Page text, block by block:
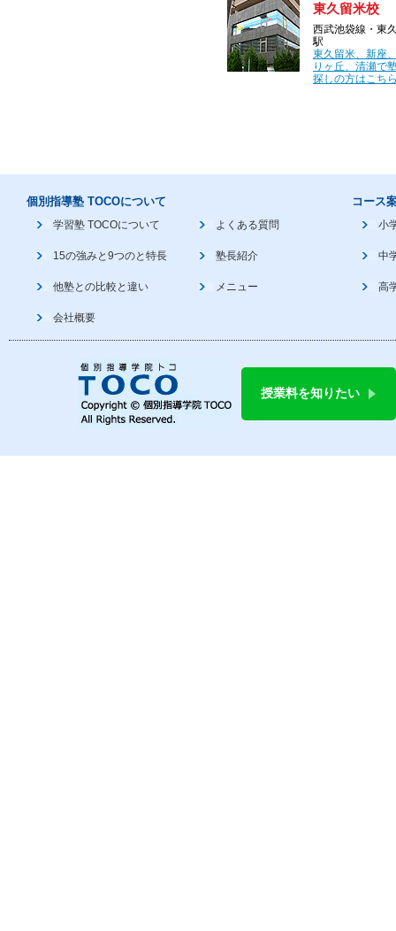
東久留米校
西武池袋線・東
駅
東久留米、新座
りヶ丘、清瀬で
探しの方はこち
個別指導塾 TOCOについて
学習塾 TOCOについて
15の強みと9つのと特長
他塾との比較と違い
会社概要
よくある質問
塾長紹介
メニュー
コース
小
中
高
授業料を知りたい